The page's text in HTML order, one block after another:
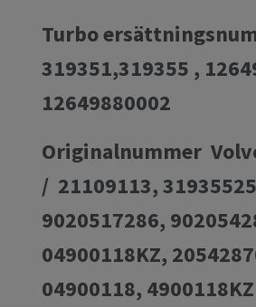
Turbo
319351,319355 ,
12649880002
Originalnummer
/ 21109113,
9020517286,
04900118KZ,
04900118,